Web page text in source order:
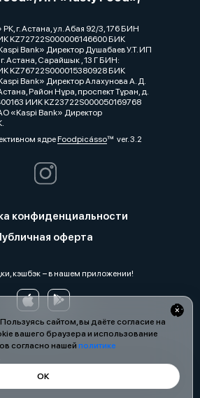
Пользуясь сайтом, вы даёте согласие на
вашего браузера и использование
согласно нашей политике
ОК
г. Астана, ул. Абая 92/3, 176 БИН
KZ72722S000006146600 БИК
Bank» Директор Душабаев У.Т. ИП
Астана, Сарайшык , 13 Г БИН:
KZ76722S000015380928 БИК
Bank» Директор Алахунова А. Д.
Район Нұра, проспект Тұран, д.
ИИК KZ23722S000050169768
«Kaspi Bank» Директор
ядреFoodpicássover. 3.2
конфиденциальности
оферта
кэшбэк − в нашем приложении!